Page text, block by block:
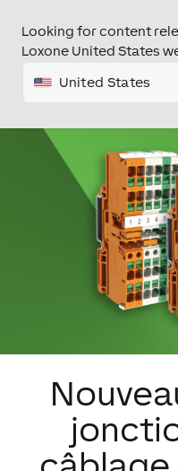
Looking for content
Loxone United States
United States